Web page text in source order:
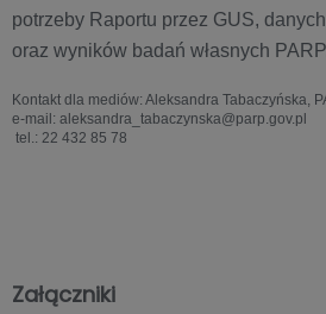
potrzeby Raportu przez GUS,
oraz wyników badań własnych
Kontakt dla mediów: Aleksandra Tabaczyńska,
e-mail: aleksandra_tabaczynska@parp.gov.pl
tel.: 22 432 85 78
Załączniki